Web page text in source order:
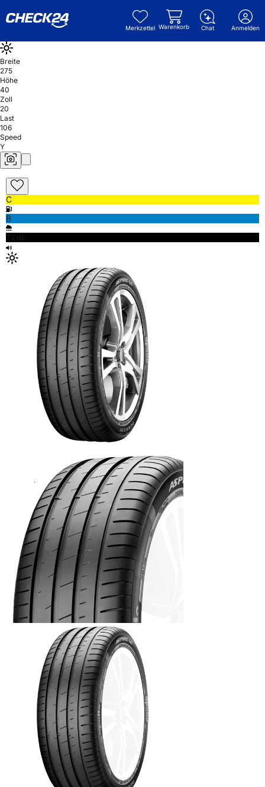
Merkzettel Warenkorb Chat Anmelden
Breite
275
Höhe
40
Zoll
20
Last
106
Speed
Y
C
B
72db